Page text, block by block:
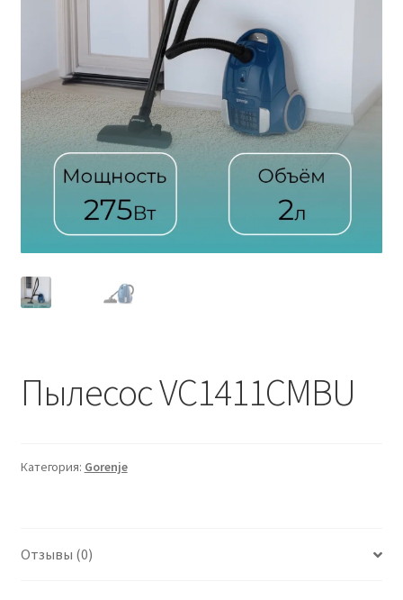
Пылесос VC1411CMBU
Категория: Gorenje
Отзывы (0)